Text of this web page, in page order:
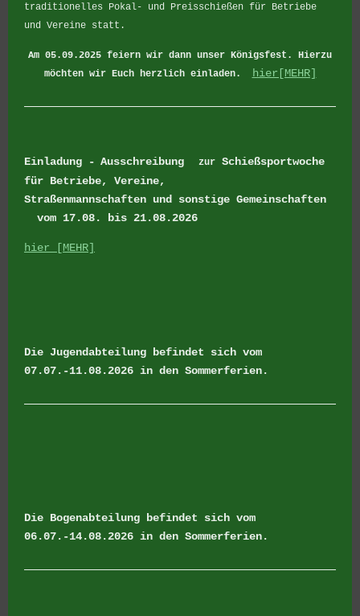
traditionelles Pokal- und Preisschießen für Betriebe
und Vereine statt.
Am 05.09.2025 feiern wir dann unser Königsfest. Hierzu
möchten wir Euch herzlich einladen.
hier[MEHR]
Einladung - Ausschreibung zur Schießsportwoche
für Betriebe, Vereine,
Straßenmannschaften und sonstige Gemeinschaften
vom 17.08. bis 21.08.2026
hier [MEHR]
Die Jugendabteilung befindet sich vom
07.07.-11.08.2026 in den Sommerferien.
Die Bogenabteilung befindet sich vom
06.07.-14.08.2026 in den Sommerferien.